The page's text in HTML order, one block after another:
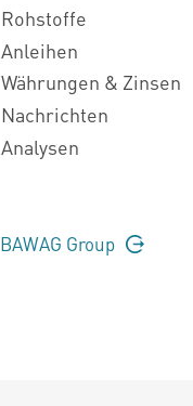
Rohstoffe
Anleihen
Währungen & Zinsen
Nachrichten
Analysen
BAWAG Group